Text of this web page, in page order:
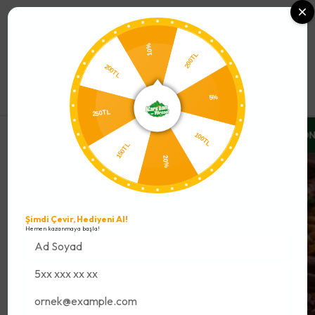
0
%10 İNDİRİMLE YAKALA ÜCRETSİZ SOĞUK ZİNCİR
Kuru Fasulye Tarifi:
Gelenekten
10%
200TL
5%
100TL
20%
150TL
250TL
200TL
Şimdi Çevir, Hediyeni Al!
Hemen kazanmaya başla!